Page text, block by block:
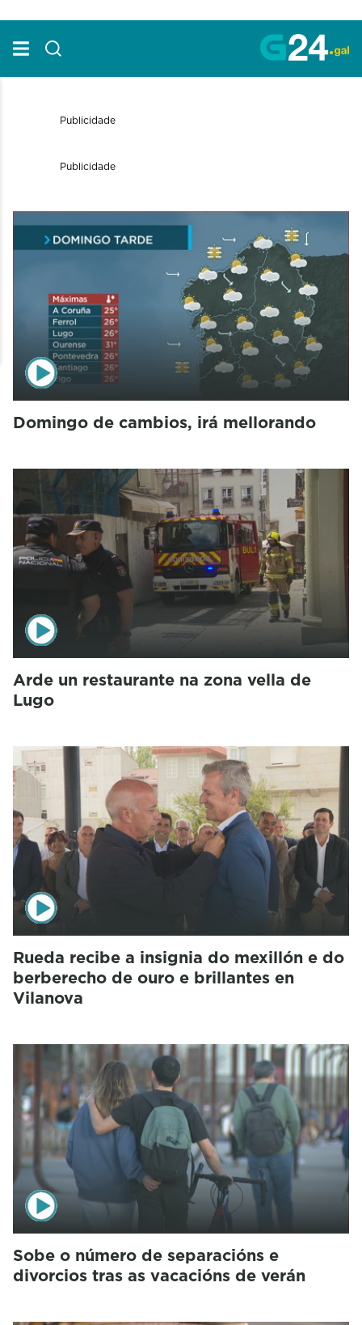
Domingo de cambios, irá mellorando
Arde un restaurante na zona vella de
Lugo
Rueda recibe a insignia do mexillón e do
berberecho de ouro e brillantes en
Vilanova
Sobe o número de separacións e
divorcios tras as vacacións de verán
Publicidade
Publicidade